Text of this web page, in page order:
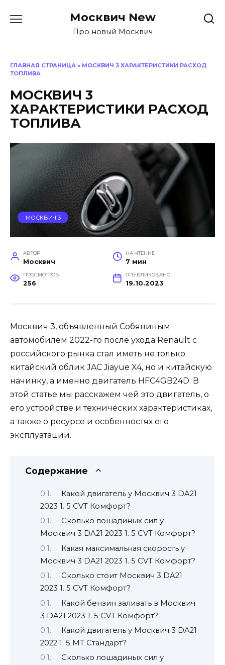
Москвич New
Про новый Москвич
ГЛАВНАЯ СТРАНИЦА » МОСКВИЧ 3 ХАРАКТЕРИСТИКИ РАСХОД
ТОПЛИВА
МОСКВИЧ 3
ХАРАКТЕРИСТИКИ РАСХОД
ТОПЛИВА
МОСКВИЧ 3
АВТОР
Москвич
НА ЧТЕНИЕ
7 мин
ПРОСМОТРОВ
256
ОПУБЛИКОВАНО
19.10.2023
Москвич 3, объявленный Собяниным
автомобилем 2022-го после ухода Renault с
российского рынка стал иметь не только
китайский облик JAC Jiayue X4, но и китайскую
начинку, а именно двигатель HFC4GB24D. В
этой статье мы расскажем чей это двигатель, о
его устройстве и технических характеристиках,
а также о ресурсе и особенностях его
эксплуатации.
Содержание
Какой двигатель у Москвич 3 DA21
2023 1. 5 CVT Комфорт?
Сколько лошадиных сил у
Москвич 3 DA21 2023 1. 5 CVT Комфорт?
Какая максимальная скорость у
Москвич 3 DA21 2023 1. 5 CVT Комфорт?
Сколько стоит Москвич 3 DA21
2023 1. 5 CVT Комфорт?
Какой бензин заливать в Москвич
3 DA21 2023 1. 5 CVT Комфорт?
Какой двигатель у Москвич 3 DA21
2022 1. 5 MT Стандарт?
Сколько лошадиных сил у